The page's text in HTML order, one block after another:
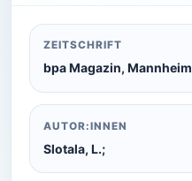
ZEITSCHRIFT
bpa Magazin, Mannheim
AUTOR:INNEN
Slotala, L.;